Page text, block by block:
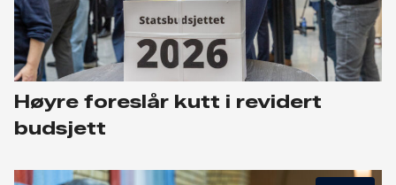
Høyre foreslår kutt i revidert
budsjett